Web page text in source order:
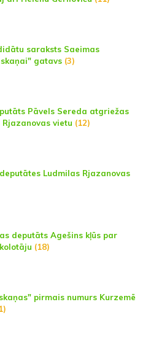
saraksts Saeimas
gatavs (3)
Pāvels Sereda atgriežas
Rjazanovas vietu (12)
Ludmilas Rjazanovas
deputāts Agešins kļūs par
(18)
pirmais numurs Kurzemē